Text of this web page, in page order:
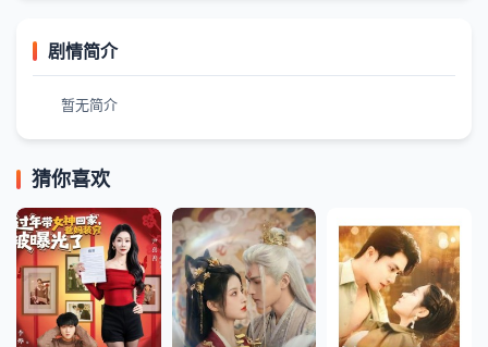
剧情简介
暂无简介
猜你喜欢